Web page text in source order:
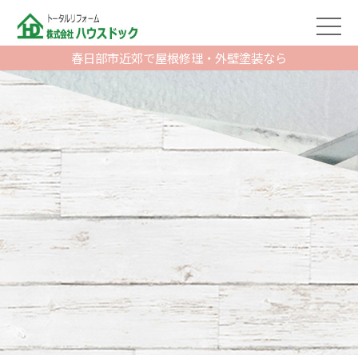
春日部市近郊で屋根修理・外壁塗装なら